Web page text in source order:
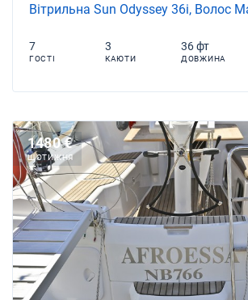
Вітрильна Sun Odyssey 36i, Волос
7
ГОСТІ
3
КАЮТИ
36 фт
ДОВЖИНА
1480 €
ЩОТИЖНЯ